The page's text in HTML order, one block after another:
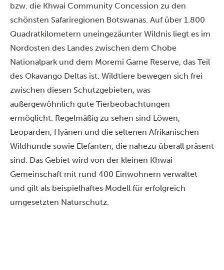
bzw. die Khwai Community Concession zu den
schönsten Safariregionen Botswanas. Auf über 1.800
Quadratkilometern uneingezäunter Wildnis liegt es im
Nordosten des Landes zwischen dem Chobe
Nationalpark und dem Moremi Game Reserve, das Teil
des Okavango Deltas ist. Wildtiere bewegen sich frei
zwischen diesen Schutzgebieten, was
außergewöhnlich gute Tierbeobachtungen
ermöglicht. Regelmäßig zu sehen sind Löwen,
Leoparden, Hyänen und die seltenen Afrikanischen
Wildhunde sowie Elefanten, die nahezu überall präsent
sind. Das Gebiet wird von der kleinen Khwai
Gemeinschaft mit rund 400 Einwohnern verwaltet
und gilt als beispielhaftes Modell für erfolgreich
umgesetzten Naturschutz.